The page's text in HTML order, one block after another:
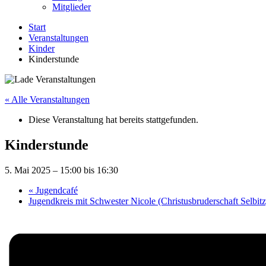
Mitglieder
Start
Veranstaltungen
Kinder
Kinderstunde
« Alle Veranstaltungen
Diese Veranstaltung hat bereits stattgefunden.
Kinderstunde
5. Mai 2025 – 15:00 bis 16:30
« Jugendcafé
Jugendkreis mit Schwester Nicole (Christusbruderschaft